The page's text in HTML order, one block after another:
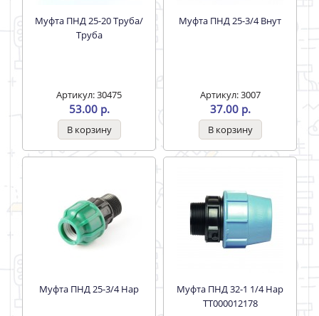
Муфта ПНД 25-20 Труба/
Труба
Артикул: 30475
53.00 р.
Муфта ПНД 25-3/4 Внут
Артикул: 3007
37.00 р.
Муфта ПНД 25-3/4 Нар
Муфта ПНД 32-1 1/4 Нар
ТТ000012178